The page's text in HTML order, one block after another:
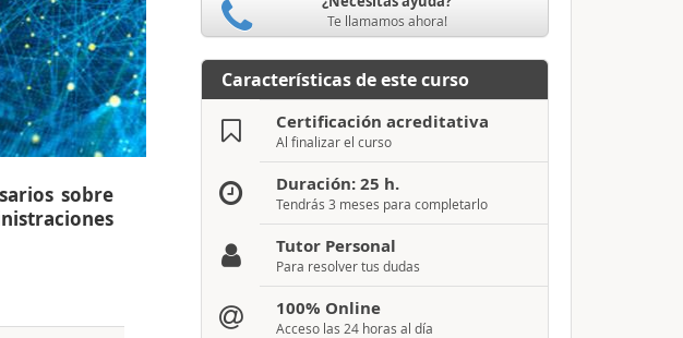
sobre
Te llamamos ahora!
Características de este curso
Certificación acreditativa
Al finalizar el curso
Duración: 25 h.
Tendrás 3 meses para completarlo
Tutor Personal
Para resolver tus dudas
100% Online
Acceso las 24 horas al día